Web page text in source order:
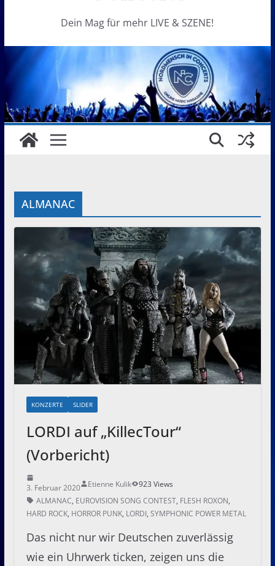
Dein Mag für mehr LIVE & SZENE!
ALMANAC
KONZERTE SLIDER
LORDI auf „KillecTour“
(Vorbericht)
3. Februar 2020 Etienne Kulik
923 Views
ALMANAC, EUROVISION SONG CONTEST, FLESH ROXON,
HARD ROCK, HORROR PUNK, LORDI, SYMPHONIC POWER METAL
Das nicht nur wir Deutschen zuverlässig
wie ein Uhrwerk ticken, zeigen uns die